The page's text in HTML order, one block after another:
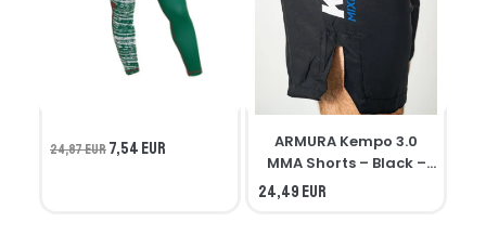
24,87 EUR7,54 EUR
ARMURA Kempo 3.0
MMA Shorts – Black –
Seniors
24,49 EUR